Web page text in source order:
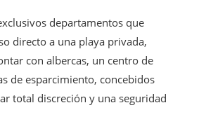
departamentos que
directo a una playa privada,
con albercas, un centro de
de esparcimiento, concebidos
total discreción y una seguridad